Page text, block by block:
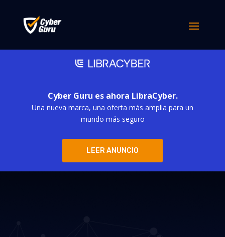
Cyber Guru es ahora LibraCyber.
Una nueva marca, una oferta más amplia para un
mundo más seguro
LEER ANUNCIO